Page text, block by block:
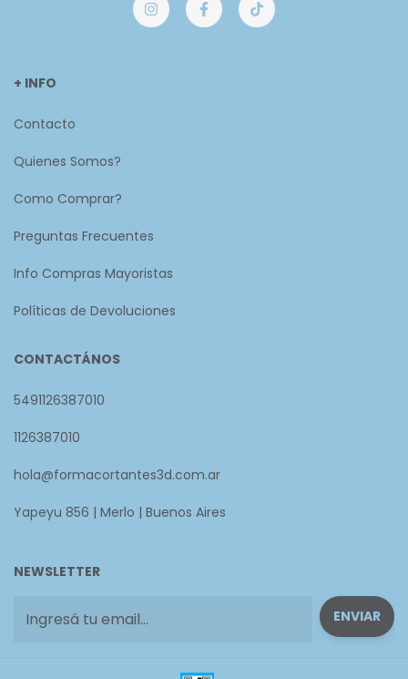
+ INFO
Contacto
Quienes Somos?
Como Comprar?
Preguntas Frecuentes
Info Compras Mayoristas
Políticas de Devoluciones
CONTACTÁNOS
5491126387010
1126387010
hola@formacortantes3d.com.ar
Yapeyu 856 | Merlo | Buenos Aires
NEWSLETTER